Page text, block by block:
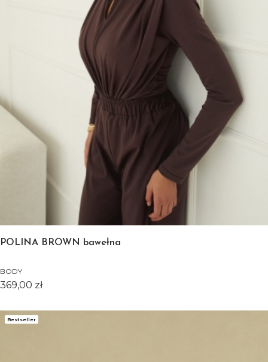
POLINA BROWN bawełna
BODY
Cena
369,00 zł
Bestseller